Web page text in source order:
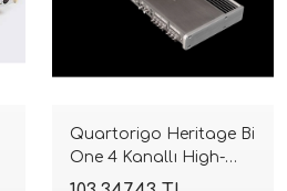
Quartorigo Heritage Bi
One 4 Kanallı High-
End Amplifikatör | 4 x